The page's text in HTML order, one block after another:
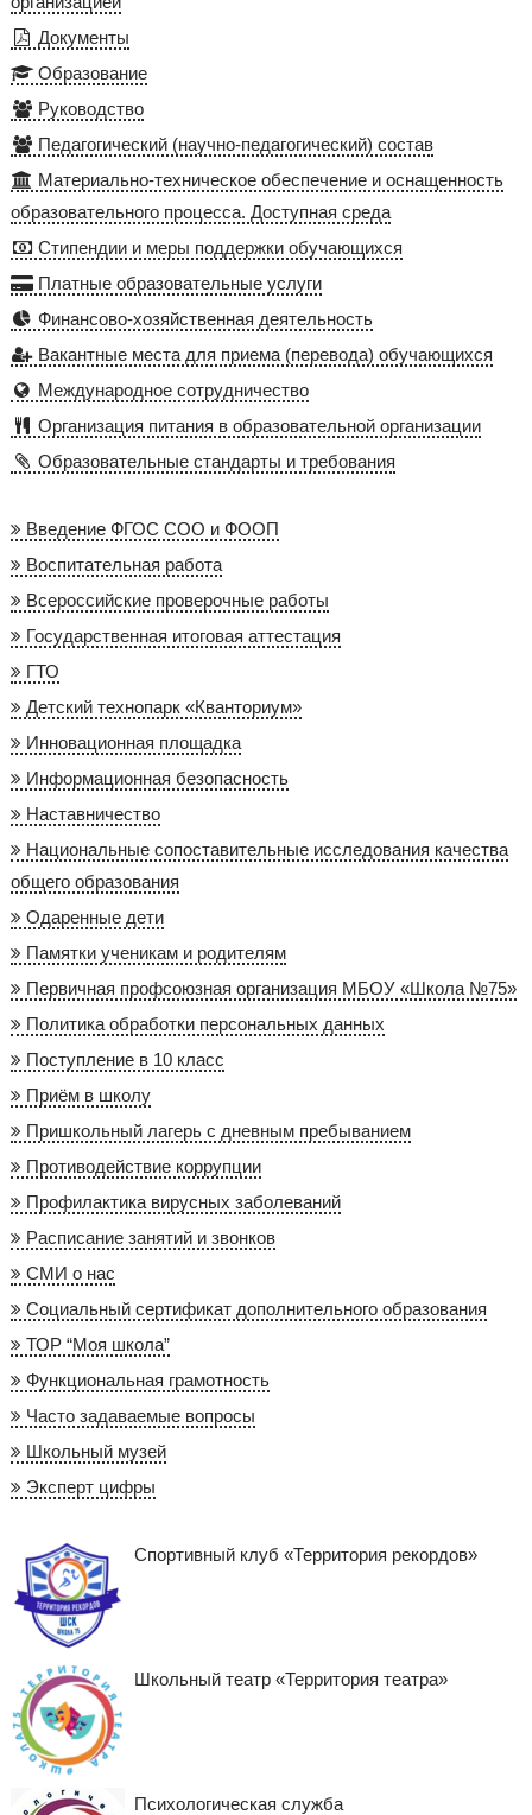
Документы
Образование
Руководство
Педагогический (научно-педагогический) состав
Материально-техническое обеспечение и оснащенность
образовательного процесса. Доступная среда
Стипендии и меры поддержки обучающихся
Платные образовательные услуги
Финансово-хозяйственная деятельность
Вакантные места для приема (перевода) обучающихся
Международное сотрудничество
Организация питания в образовательной организации
Образовательные стандарты и требования
Введение ФГОС СОО и ФООП
Воспитательная работа
Всероссийские проверочные работы
Государственная итоговая аттестация
ГТО
Детский технопарк «Кванториум»
Инновационная площадка
Информационная безопасность
Наставничество
Национальные сопоставительные исследования качества
общего образования
Одаренные дети
Памятки ученикам и родителям
Первичная профсоюзная организация МБОУ «Школа №75»
Политика обработки персональных данных
Поступление в 10 класс
Приём в школу
Пришкольный лагерь с дневным пребыванием
Противодействие коррупции
Профилактика вирусных заболеваний
Расписание занятий и звонков
СМИ о нас
Социальный сертификат дополнительного образования
ТОР “Моя школа”
Функциональная грамотность
Часто задаваемые вопросы
Школьный музей
Эксперт цифры
Спортивный клуб «Территория рекордов»
Школьный театр «Территория театра»
Психологическая служба